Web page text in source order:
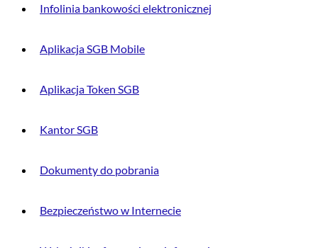
Infolinia bankowości elektronicznej
Aplikacja SGB Mobile
Aplikacja Token SGB
Kantor SGB
Dokumenty do pobrania
Bezpieczeństwo w Internecie